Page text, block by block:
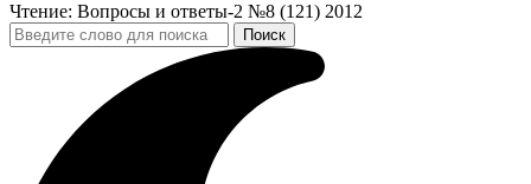
Чтение: Вопросы и ответы-2 №8 (121) 2012